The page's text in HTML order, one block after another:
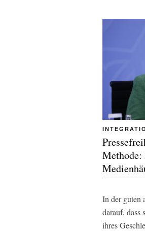
Methode:
In der guten
darauf, dass
ihres